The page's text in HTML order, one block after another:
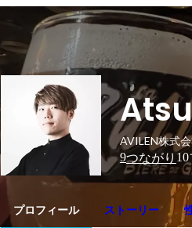
AVILEN株式
9つながり 10
プロフィール ストーリー